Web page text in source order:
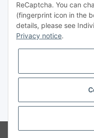
Almenweg 27
67256
Impressum
* All prices incl. VAT, plus
©
ReCaptcha. You can
(fingerprint icon in the
details, please see
Privacy notice.